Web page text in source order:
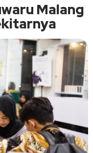
Malang